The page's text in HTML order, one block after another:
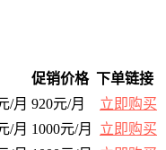
促销价格 下单链接
/月 920元/月
立即购买
/月 1000元/月
立即购买